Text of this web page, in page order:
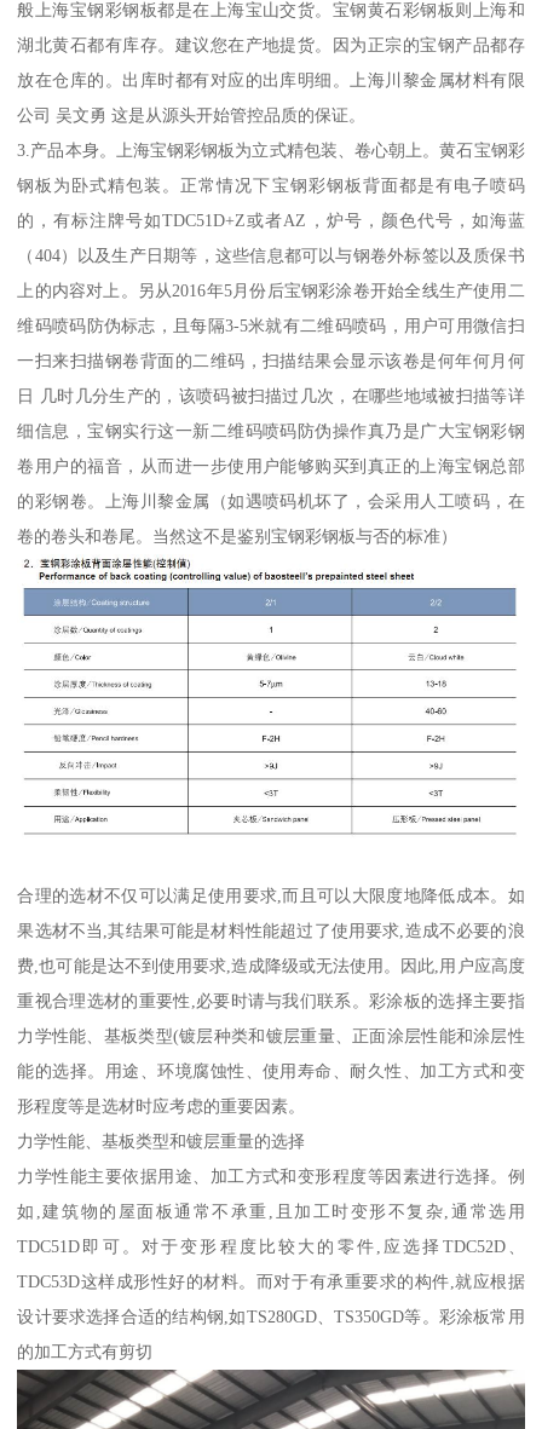
般上海宝钢彩钢板都是在上海宝山交货。宝钢黄石彩钢板则上海和
湖北黄石都有库存。建议您在产地提货。因为正宗的宝钢产品都存
放在仓库的。出库时都有对应的出库明细。上海川黎金属材料有限
公司 吴文勇 这是从源头开始管控品质的保证。
3.产品本身。上海宝钢彩钢板为立式精包装、卷心朝上。黄石宝钢彩
钢板为卧式精包装。正常情况下宝钢彩钢板背面都是有电子喷码
的，有标注牌号如TDC51D+Z或者AZ，炉号，颜色代号，如海蓝
（404）以及生产日期等，这些信息都可以与钢卷外标签以及质保书
上的内容对上。另从2016年5月份后宝钢彩涂卷开始全线生产使用二
维码喷码防伪标志，且每隔3-5米就有二维码喷码，用户可用微信扫
一扫来扫描钢卷背面的二维码，扫描结果会显示该卷是何年何月何
日 几时几分生产的，该喷码被扫描过几次，在哪些地域被扫描等详
细信息，宝钢实行这一新二维码喷码防伪操作真乃是广大宝钢彩钢
卷用户的福音，从而进一步使用户能够购买到真正的上海宝钢总部
的彩钢卷。上海川黎金属（如遇喷码机坏了，会采用人工喷码，在
卷的卷头和卷尾。当然这不是鉴别宝钢彩钢板与否的标准）
合理的选材不仅可以满足使用要求,而且可以大限度地降低成本。如
果选材不当,其结果可能是材料性能超过了使用要求,造成不必要的浪
费,也可能是达不到使用要求,造成降级或无法使用。因此,用户应高度
重视合理选材的重要性,必要时请与我们联系。彩涂板的选择主要指
力学性能、基板类型(镀层种类和镀层重量、正面涂层性能和涂层性
能的选择。用途、环境腐蚀性、使用寿命、耐久性、加工方式和变
形程度等是选材时应考虑的重要因素。
力学性能、基板类型和镀层重量的选择
力学性能主要依据用途、加工方式和变形程度等因素进行选择。例
如,建筑物的屋面板通常不承重,且加工时变形不复杂,通常选用
TDC51D即可。对于变形程度比较大的零件,应选择TDC52D、
TDC53D这样成形性好的材料。而对于有承重要求的构件,就应根据
设计要求选择合适的结构钢,如TS280GD、TS350GD等。彩涂板常用
的加工方式有剪切